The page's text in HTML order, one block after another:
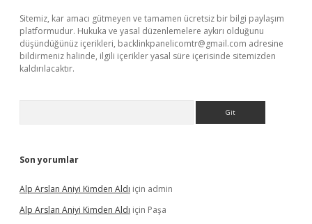
Sitemiz, kar amacı gütmeyen ve tamamen ücretsiz bir bilgi paylaşım
platformudur. Hukuka ve yasal düzenlemelere aykırı olduğunu
düşündüğünüz içerikleri, backlinkpanelicomtr@gmail.com adresine
bildirmeniz halinde, ilgili içerikler yasal süre içerisinde sitemizden
kaldırılacaktır.
Son yorumlar
Alp Arslan Aniyi Kimden Aldı için admin
Alp Arslan Aniyi Kimden Aldı için Paşa